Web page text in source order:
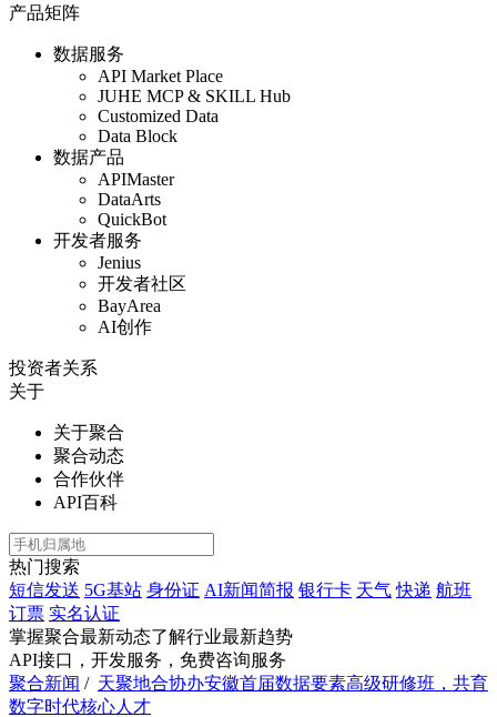
产品矩阵
数据服务
API Market Place
JUHE MCP & SKILL Hub
Customized Data
Data Block
数据产品
APIMaster
DataArts
QuickBot
开发者服务
Jenius
开发者社区
BayArea
AI创作
投资者关系
关于
关于聚合
聚合动态
合作伙伴
API百科
热门搜索
短信发送 5G基站 身份证 AI新闻简报 银行卡 天气 快递 航班
订票 实名认证
掌握聚合最新动态了解行业最新趋势
API接口，开发服务，免费咨询服务
聚合新闻 / 天聚地合协办安徽首届数据要素高级研修班，共育
数字时代核心人才